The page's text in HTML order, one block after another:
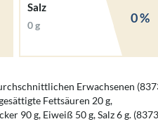
Salz
0 g 0 %
Erwachsenen
Fettsäuren 20 g,
90 g, Eiweiß 50 g, Salz 6 g.